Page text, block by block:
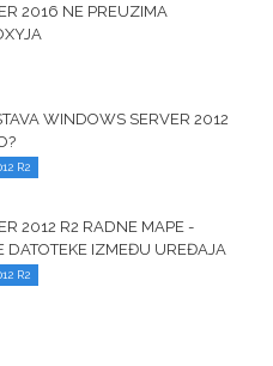
2016 NE PREUZIMA
WINDOWS SERVER 2012
R2
2012 R2 RADNE MAPE -
DATOTEKE IZMEĐU UREĐAJA
R2